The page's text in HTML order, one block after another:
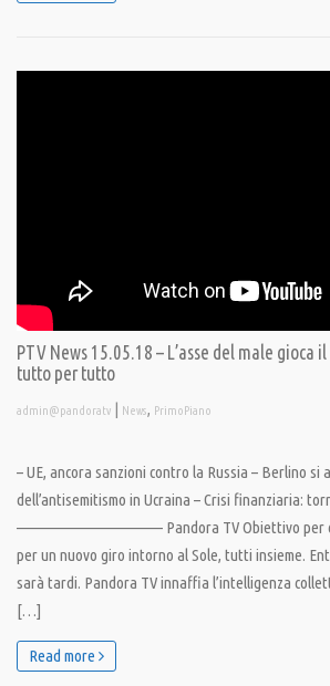
PTV News 15.05.18 – L’asse del male gioca il
tutto per tutto
admin@pandoratv | News, PrimoPiano
– UE, ancora sanzioni contro la Russia – Berlino si
dell’antisemitismo in Ucraina – Crisi finanziaria:
———————————— Pandora TV Obiettivo per
per un nuovo giro intorno al Sole, tutti insieme.
sarà tardi. Pandora TV innaffia l’intelligenza
[…]
Read more